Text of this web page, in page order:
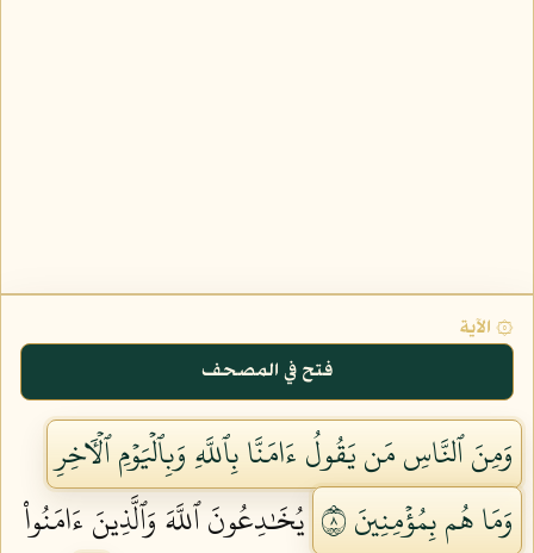
۞ الآية
فتح في المصحف
وَمِنَ ٱلنَّاسِ مَن يَقُولُ ءَامَنَّا بِٱللَّهِ وَبِٱلۡيَوۡمِ ٱلۡأٓخِرِ
وَمَا هُم بِمُؤۡمِنِينَ ٨
يُخَٰدِعُونَ ٱللَّهَ وَٱلَّذِينَ ءَامَنُواْ